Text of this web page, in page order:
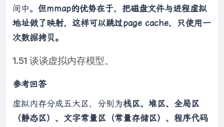
间中。 但mmap的优势在于，把磁盘文件与进程虚拟
地址做了映射，这样可以跳过page cache，只使用一
次数据拷贝。
1.51 谈谈虚拟内存模型。
参考回答
虚拟内存分成五大区，分别为栈区、堆区、全局区
（静态区）、文字常量区（常量存储区）、程序代码